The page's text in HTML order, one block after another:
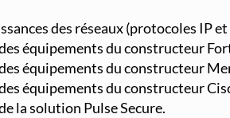
des réseaux (protocoles IP
équipements du constructeur
équipements du constructeur
équipements du constructeur
la solution Pulse Secure.